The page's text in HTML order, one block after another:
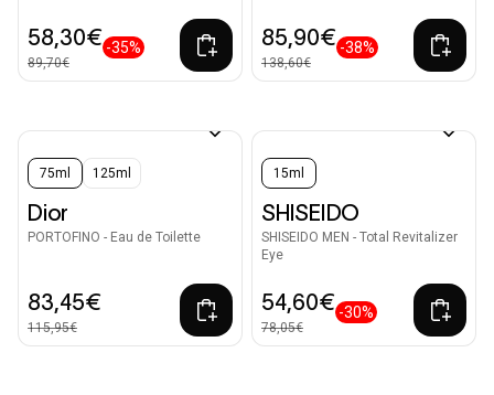
58,30€
89,70€
-35% 85,90€
138,60€
-38%
75ml 125ml
Dior
PORTOFINO - Eau de Toilette
83,45€
115,95€
15ml
SHISEIDO
SHISEIDO MEN - Total Revitalizer
Eye
54,60€
78,05€
-30%